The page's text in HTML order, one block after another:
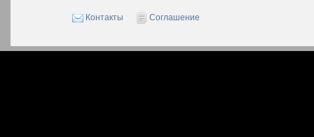
Контакты Соглашение